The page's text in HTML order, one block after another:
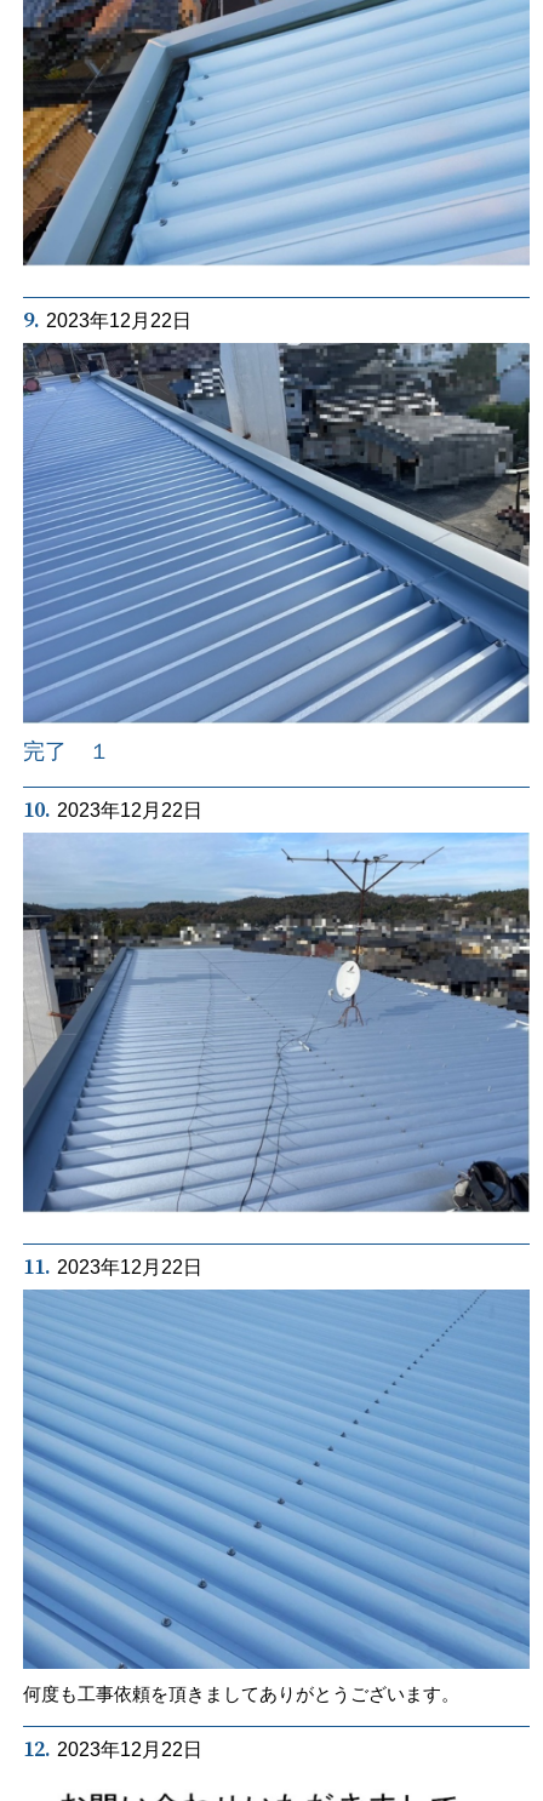
9. 2023年12月22日
完了 １
10. 2023年12月22日
11. 2023年12月22日
何度も工事依頼を頂きましてありがとうございます。
12. 2023年12月22日